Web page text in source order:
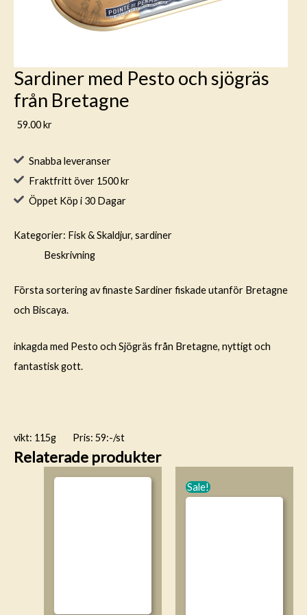
Sardiner med Pesto och sjögräs
från Bretagne
59.00kr
Snabba leveranser
Fraktfritt över 1500 kr
Öppet Köp i 30 Dagar
Kategorier: Fisk & Skaldjur, sardiner
Beskrivning
Första sortering av finaste Sardiner fiskade utanför Bretagne
och Biscaya.
inkagda med Pesto och Sjögräs från Bretagne, nyttigt och
fantastisk gott.
vikt: 115g Pris: 59:-/st
Relaterade produkter
Sale!